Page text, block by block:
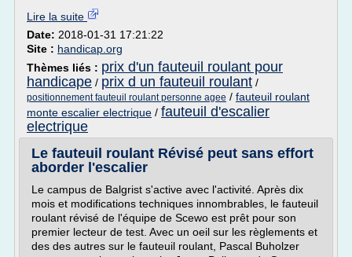
Lire la suite
Date: 2018-01-31 17:21:22
Site : handicap.org
Thèmes liés : prix d'un fauteuil roulant pour
handicape / prix d un fauteuil roulant /
positionnement fauteuil roulant personne agee / fauteuil roulant
monte escalier electrique / fauteuil d'escalier
electrique
Le fauteuil roulant Révisé peut sans effort
aborder l'escalier
Le campus de Balgrist s'active avec l'activité. Après dix
mois et modifications techniques innombrables, le fauteuil
roulant révisé de l'équipe de Scewo est prêt pour son
premier lecteur de test. Avec un oeil sur les règlements et
des des autres sur le fauteuil roulant, Pascal Buholzer